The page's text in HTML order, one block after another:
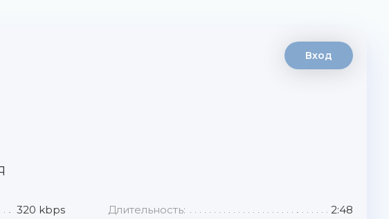
Вход
320 kbps Длительность: 2:48